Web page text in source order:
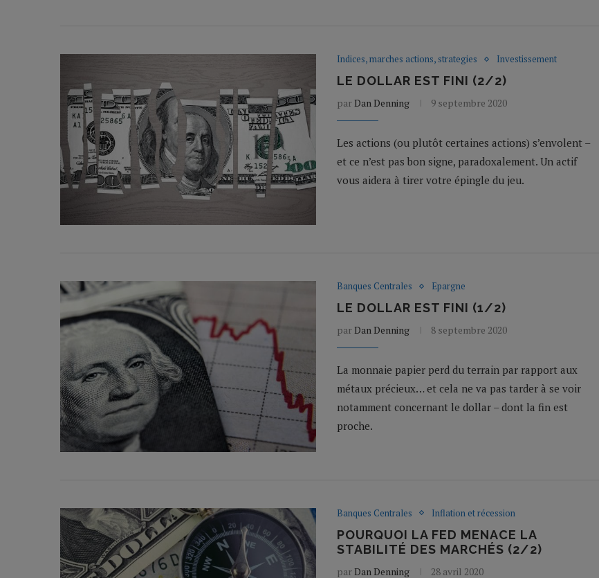
Indices, marches actions, strategies Investissement
LE DOLLAR EST FINI (2/2)
parDan Denning 9 septembre 2020
Les actions (ou plutôt certaines actions) s’envolent –
et ce n’est pas bon signe, paradoxalement. Un actif
vous aidera à tirer votre épingle du jeu.
Banques Centrales Epargne
LE DOLLAR EST FINI (1/2)
parDan Denning 8 septembre 2020
La monnaie papier perd du terrain par rapport aux
métaux précieux… et cela ne va pas tarder à se voir
notamment concernant le dollar – dont la fin est
proche.
Banques Centrales Inflation et récession
POURQUOI LA FED MENACE LA
STABILITÉ DES MARCHÉS (2/2)
par Dan Denning 28 avril 2020